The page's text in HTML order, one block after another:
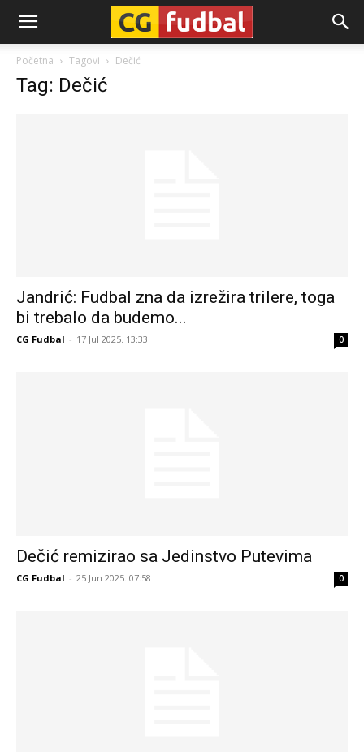
CG-
Fudbal
Početna Tagovi Dečić
Tag: Dečić
Jandrić: Fudbal zna da izrežira trilere, toga
bi trebalo da budemo...
CG Fudbal - 17 Jul 2025. 13:33 0
Dečić remizirao sa Jedinstvo Putevima
CG Fudbal - 25 Jun 2025. 07:58 0